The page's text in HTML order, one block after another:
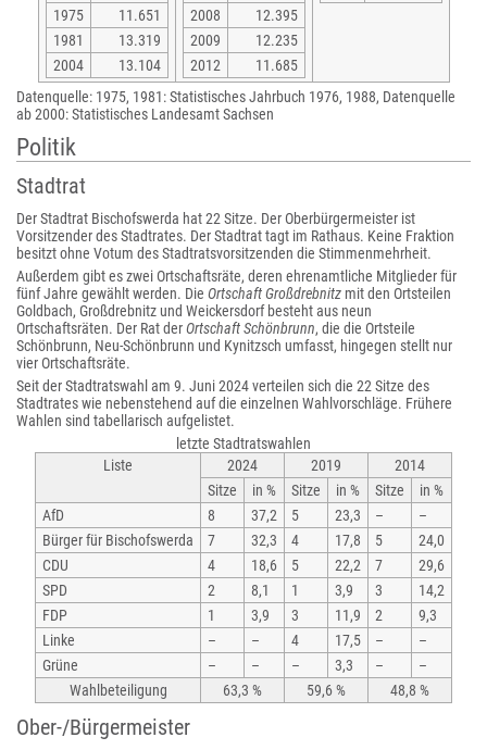
1975
11.651
1981
13.319
2004
13.104
2008
12.395
2009
12.235
2012
11.685
Datenquelle: 1975, 1981: Statistisches Jahrbuch 1976, 1988, Datenquelle
ab 2000: Statistisches Landesamt Sachsen
Politik
Stadtrat
Der Stadtrat Bischofswerda hat 22 Sitze. Der Oberbürgermeister ist
Vorsitzender des Stadtrates. Der Stadtrat tagt im Rathaus. Keine Fraktion
besitzt ohne Votum des Stadtratsvorsitzenden die Stimmenmehrheit.
Außerdem gibt es zwei Ortschaftsräte, deren ehrenamtliche Mitglieder für
fünf Jahre gewählt werden. Die Ortschaft Großdrebnitz mit den Ortsteilen
Goldbach, Großdrebnitz und Weickersdorf besteht aus neun
Ortschaftsräten. Der Rat derOrtschaft Schönbrunn, die die Ortsteile
Schönbrunn, Neu-Schönbrunn und Kynitzsch umfasst, hingegen stellt nur
vier Ortschaftsräte.
Seit der Stadtratswahl am 9. Juni 2024 verteilen sich die 22 Sitze des
Stadtrates wie nebenstehend auf die einzelnen Wahlvorschläge. Frühere
Wahlen sind tabellarisch aufgelistet.
letzte Stadtratswahlen
Liste
2024 2019
2014
Sitze
in % Sitze in % Sitze
in %
AfD
8 37,2 5 23,3 –
–
Bürger für Bischofswerda
7 32,3 4 17,8 5
24,0
CDU
4 18,6 5 22,2 7
29,6
SPD
2 8,1 1 3,9 3
14,2
FDP
1 3,9 3 11,9 2
9,3
Linke
– – 4 17,5 –
–
Grüne
– – – 3,3 –
–
Wahlbeteiligung
63,3 % 59,6 % 48,8 %
Ober-/Bürgermeister